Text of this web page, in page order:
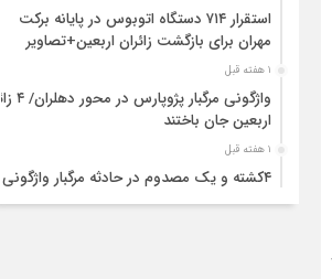
استقرار ۷۱۴ دستگاه اتوبوس در پایانه برکت
مهران برای بازگشت زائران اربعین+تصاویر
۱ هفته قبل
واژگونی مرگبار پژوپارس در محور دهلران/ ۴ زائر
اربعین جان باختند
۱ هفته قبل
۴کشته و یک مصدوم در حادثه مرگبار واژگونی
خودرو پژو پارس در دهلران